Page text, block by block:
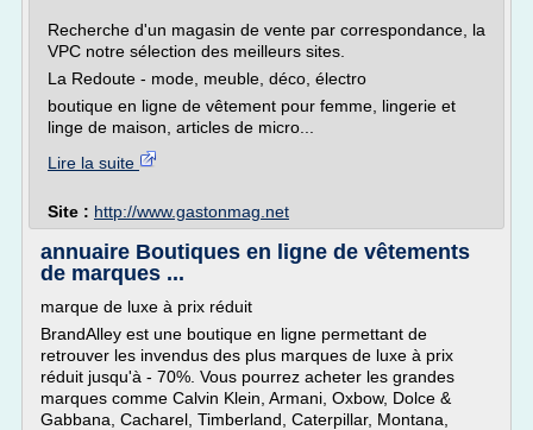
Recherche d'un magasin de vente par correspondance, la
VPC notre sélection des meilleurs sites.
La Redoute - mode, meuble, déco, électro
boutique en ligne de vêtement pour femme, lingerie et
linge de maison, articles de micro...
Lire la suite
Site : http://www.gastonmag.net
annuaire Boutiques en ligne de vêtements
de marques ...
marque de luxe à prix réduit
BrandAlley est une boutique en ligne permettant de
retrouver les invendus des plus marques de luxe à prix
réduit jusqu'à - 70%. Vous pourrez acheter les grandes
marques comme Calvin Klein, Armani, Oxbow, Dolce &
Gabbana, Cacharel, Timberland, Caterpillar, Montana,